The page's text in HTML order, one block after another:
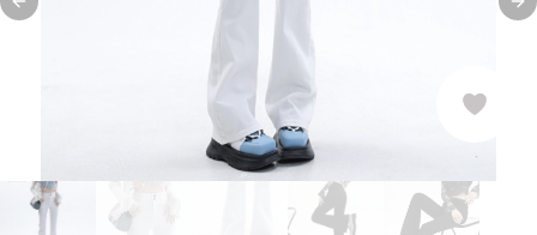
Previous slide